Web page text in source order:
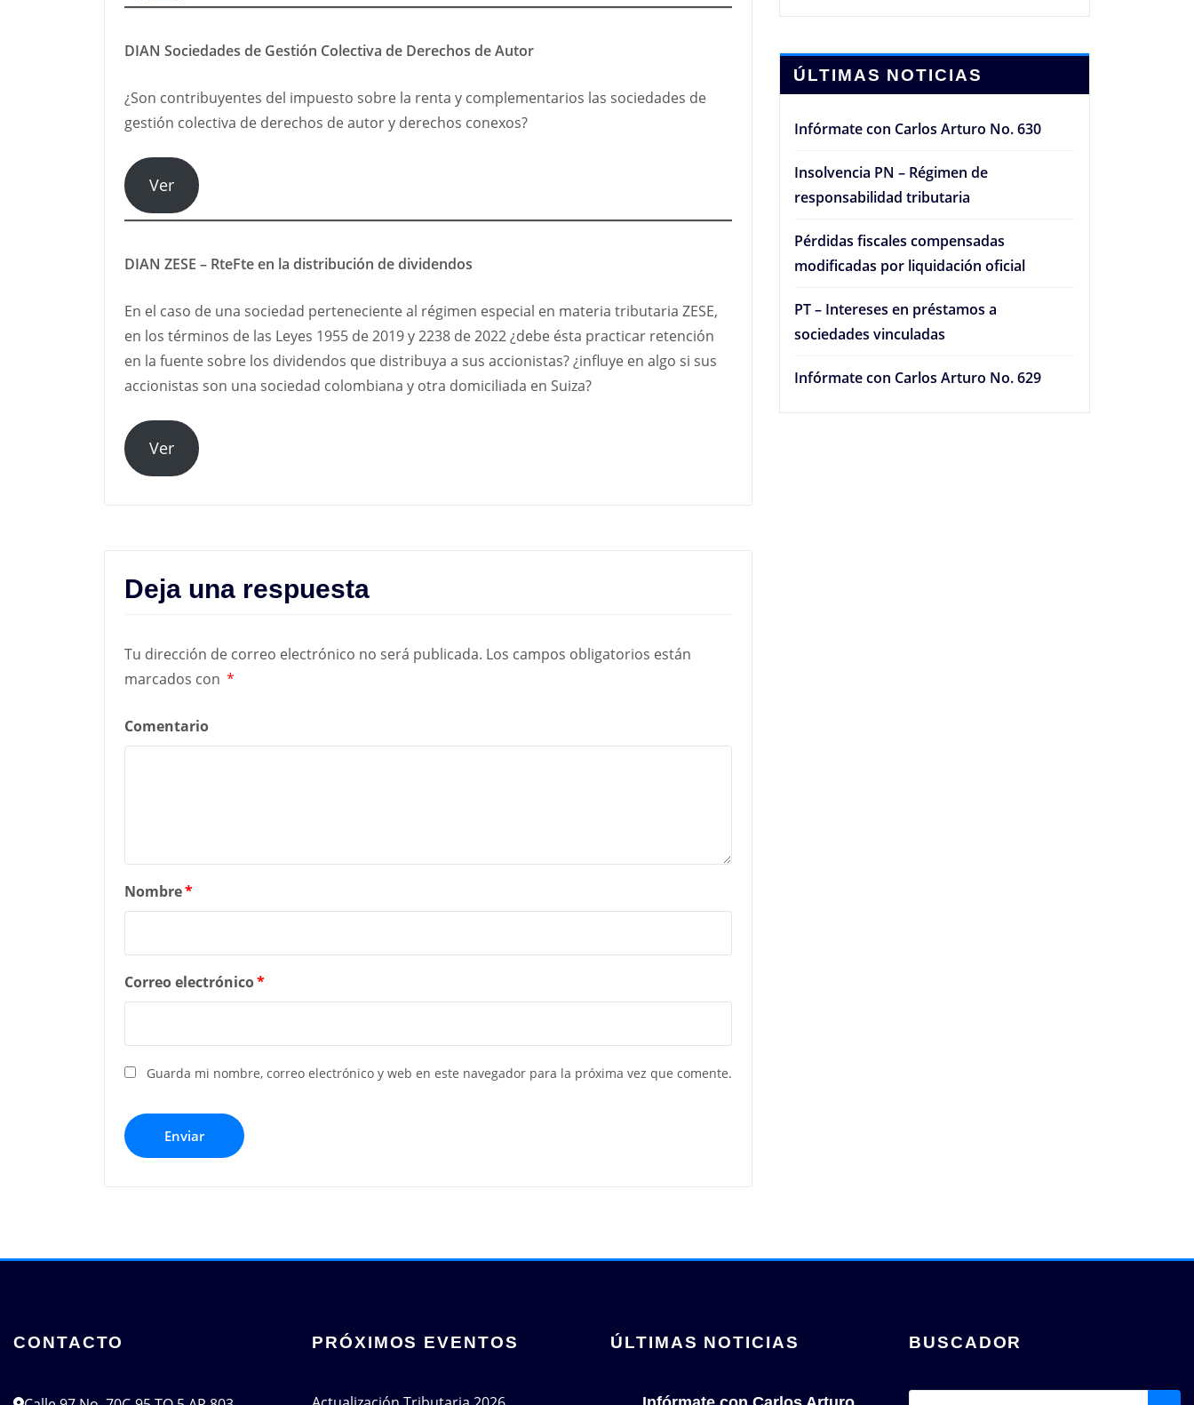
DIAN Sociedades de Gestión Colectiva de Derechos de Autor
¿Son contribuyentes del impuesto sobre la renta y complementarios las sociedades de
gestión colectiva de derechos de autor y derechos conexos?
Ver
DIAN ZESE – RteFte en la distribución de dividendos
En el caso de una sociedad perteneciente al régimen especial en materia tributaria ZESE,
en los términos de las Leyes 1955 de 2019 y 2238 de 2022 ¿debe ésta practicar retención
en la fuente sobre los dividendos que distribuya a sus accionistas? ¿influye en algo si sus
accionistas son una sociedad colombiana y otra domiciliada en Suiza?
Ver
Deja una respuesta
Tu dirección de correo electrónico no será publicada. Los campos obligatorios están
marcados con *
Comentario
Nombre*
Correo electrónico*
Guarda mi nombre, correo electrónico y web en este navegador para la próxima vez que comente.
ÚLTIMAS NOTICIAS
Infórmate con Carlos Arturo No. 630
Insolvencia PN – Régimen de
responsabilidad tributaria
Pérdidas fiscales compensadas
modificadas por liquidación oficial
PT – Intereses en préstamos a
sociedades vinculadas
Infórmate con Carlos Arturo No. 629
CONTACTO PRÓXIMOS EVENTOS ÚLTIMAS NOTICIAS BUSCADOR